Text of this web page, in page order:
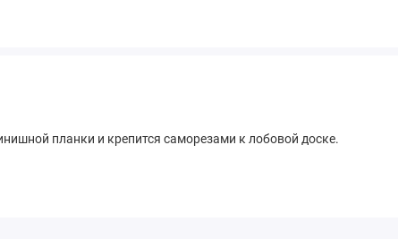
планки и крепится саморезами к лобовой доске.